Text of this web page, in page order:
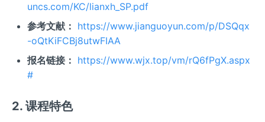
uncs.com/KC/lianxh_SP.pdf
参考文献： https://www.jianguoyun.com/p/DSQqx
-oQtKiFCBj8utwFIAA
报名链接： https://www.wjx.top/vm/rQ6fPgX.aspx
#
2. 课程特色